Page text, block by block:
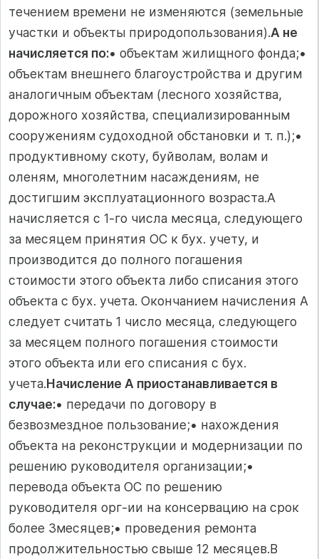
течением времени не изменяются (земельные
участки и объекты природопользования).А не
начисляется по:• объектам жилищного фонда;•
объектам внешнего благоустройства и другим
аналогичным объектам (лесного хозяйства,
дорожного хозяйства, специализированным
сооружениям судоходной обстановки и т. п.);•
продуктивному скоту, буйволам, волам и
оленям, многолетним насаждениям, не
достигшим эксплуатационного возраста.А
начисляется с 1-го числа месяца, следующего
за месяцем принятия ОС к бух. учету, и
производится до полного погашения
стоимости этого объекта либо списания этого
объекта с бух. учета. Окончанием начисления А
следует считать 1 число месяца, следующего
за месяцем полного погашения стоимости
этого объекта или его списания с бух.
учета.Начисление А приостанавливается в
случае:• передачи по договору в
безвозмездное пользование;• нахождения
объекта на реконструкции и модернизации по
решению руководителя организации;•
перевода объекта ОС по решению
руководителя орг-ии на консервацию на срок
более 3месяцев;• проведения ремонта
продолжительностью свыше 12 месяцев.В